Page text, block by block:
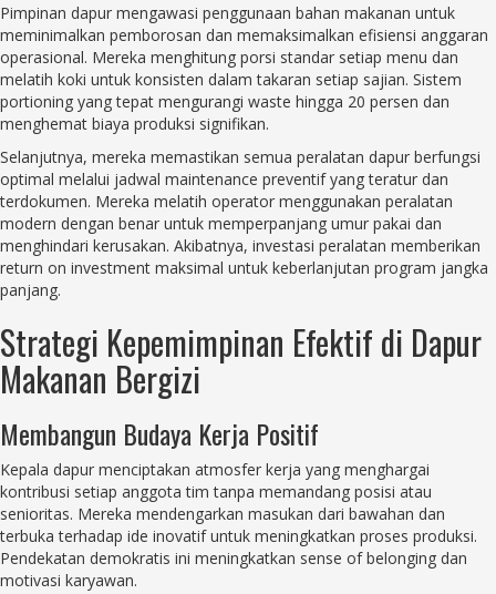
Pimpinan dapur mengawasi penggunaan bahan makanan untuk
meminimalkan pemborosan dan memaksimalkan efisiensi anggaran
operasional. Mereka menghitung porsi standar setiap menu dan
melatih koki untuk konsisten dalam takaran setiap sajian. Sistem
portioning yang tepat mengurangi waste hingga 20 persen dan
menghemat biaya produksi signifikan.
Selanjutnya, mereka memastikan semua peralatan dapur berfungsi
optimal melalui jadwal maintenance preventif yang teratur dan
terdokumen. Mereka melatih operator menggunakan peralatan
modern dengan benar untuk memperpanjang umur pakai dan
menghindari kerusakan. Akibatnya, investasi peralatan memberikan
return on investment maksimal untuk keberlanjutan program jangka
panjang.
Strategi Kepemimpinan Efektif di Dapur
Makanan Bergizi
Membangun Budaya Kerja Positif
Kepala dapur menciptakan atmosfer kerja yang menghargai
kontribusi setiap anggota tim tanpa memandang posisi atau
senioritas. Mereka mendengarkan masukan dari bawahan dan
terbuka terhadap ide inovatif untuk meningkatkan proses produksi.
Pendekatan demokratis ini meningkatkan sense of belonging dan
motivasi karyawan.